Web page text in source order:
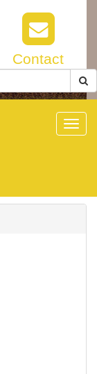
Contact